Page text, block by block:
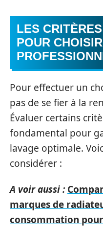
LES
POUR
Pour effectuer un
pas de se fier à la
Évaluer certains
fondamental pour
lavage optimale.
considérer :
A voir aussi :
marques de
consommation